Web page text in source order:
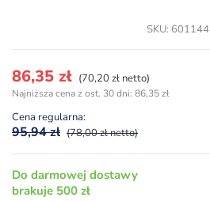
SKU: 601144
95,94zł (78,00 zł netto)
Pierwotna
cena
wynosiła:
95,94 zł.
86,35 zł (70,20 zł netto)
Aktualna
cena
wynosi:
86,35 zł.
Najniższa cena z ost. 30 dni: 86,35zł
Cena regularna:
Do darmowej dostawy
brakuje 500 zł